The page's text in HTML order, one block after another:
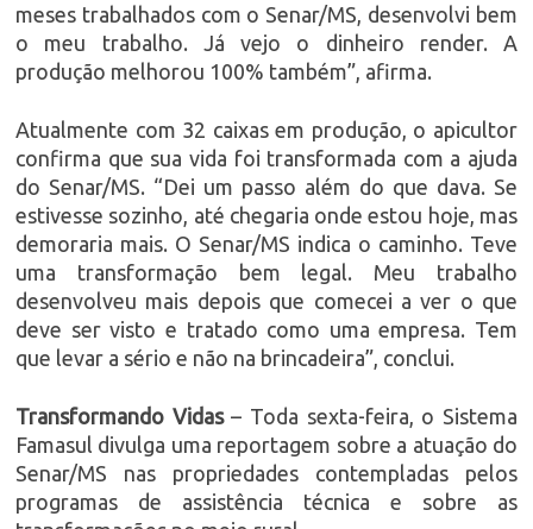
meses trabalhados com o Senar/MS, desenvolvi bem
o meu trabalho. Já vejo o dinheiro render. A
produção melhorou 100% também”, afirma.
Atualmente com 32 caixas em produção, o apicultor
confirma que sua vida foi transformada com a ajuda
do Senar/MS. “Dei um passo além do que dava. Se
estivesse sozinho, até chegaria onde estou hoje, mas
demoraria mais. O Senar/MS indica o caminho. Teve
uma transformação bem legal. Meu trabalho
desenvolveu mais depois que comecei a ver o que
deve ser visto e tratado como uma empresa. Tem
que levar a sério e não na brincadeira”, conclui.
Transformando Vidas– Toda sexta-feira, o Sistema
Famasul divulga uma reportagem sobre a atuação do
Senar/MS nas propriedades contempladas pelos
programas de assistência técnica e sobre as